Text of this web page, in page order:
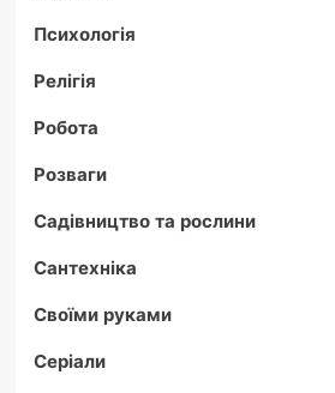
Психологія
Релігія
Робота
Розваги
Садівництво та рослини
Сантехніка
Своїми руками
Серіали